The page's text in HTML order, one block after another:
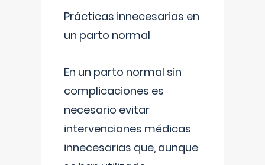
Prácticas innecesarias en
un parto normal
En un parto normal sin
complicaciones es
necesario evitar
intervenciones médicas
innecesarias que, aunque